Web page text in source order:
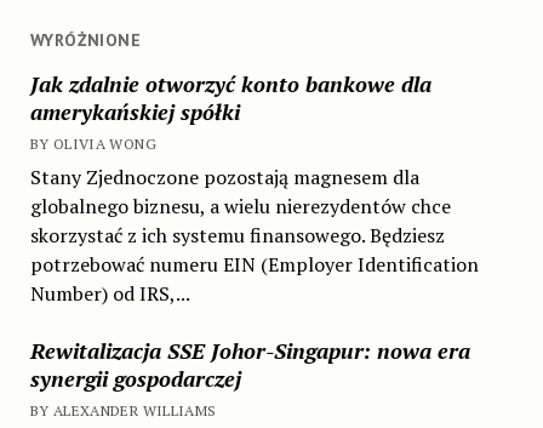
WYRÓŻNIONE
Jak zdalnie otworzyć konto bankowe dla
amerykańskiej spółki
BY OLIVIA WONG
Stany Zjednoczone pozostają magnesem dla
globalnego biznesu, a wielu nierezydentów chce
skorzystać z ich systemu finansowego. Będziesz
potrzebować numeru EIN (Employer Identification
Number) od IRS,...
Rewitalizacja SSE Johor-Singapur: nowa era
synergii gospodarczej
BY ALEXANDER WILLIAMS